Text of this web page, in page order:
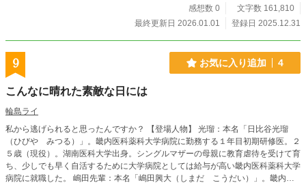
感想数 0
文字数 161,810
最終更新日 2026.01.01
登録日 2025.12.31
9 お気に入り追加 4
こんなに晴れた素敵な日には
輪島ライ
私から逃げられると思ったんですか？ 【登場人物】 光瑠：本名「日比谷光瑠
（ひびや みつる）」。畿内医科薬科大学病院に勤務する１年目初期研修医。２
５歳（現役）。湖南医科大学出身。シングルマザーの母親に教育虐待を受けて育
ち、少しでも早く自活するために大学病院としては給与が高い畿内医科薬科大学
病院に就職した。 嶋田先輩：本名「嶋田興大（しまだ こうだい）」。畿内医